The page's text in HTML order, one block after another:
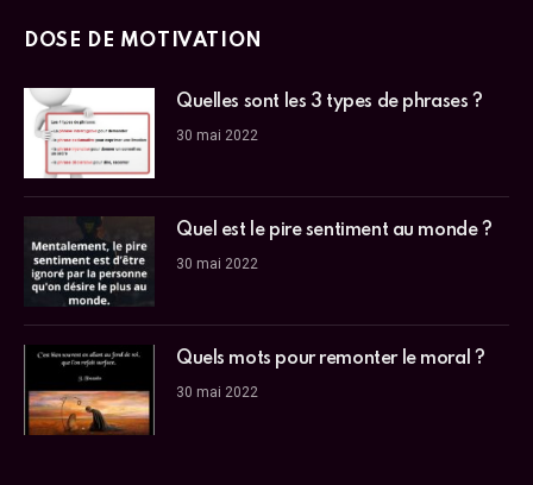
DOSE DE MOTIVATION
Quelles sont les 3 types de phrases ?
30 mai 2022
Quel est le pire sentiment au monde ?
30 mai 2022
Quels mots pour remonter le moral ?
30 mai 2022